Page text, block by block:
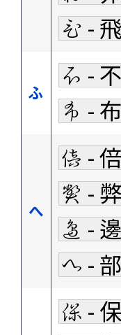
𛂯 - 飛
ふ
𛂰 - 不
𛂲 - 布
へ
𛂳 - 倍
𛂵 - 弊
𛂷 - 邊
𛂹 - 部
𛂺 - 保